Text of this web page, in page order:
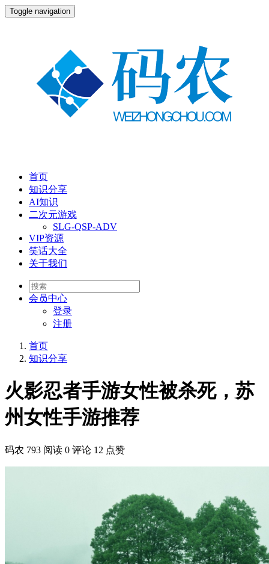
Toggle navigation
首页
知识分享
AI知识
二次元游戏
SLG-QSP-ADV
VIP资源
笑话大全
关于我们
会员中心
登录
注册
首页
知识分享
火影忍者手游女性被杀死，苏
州女性手游推荐
码农 793 阅读 0 评论 12 点赞